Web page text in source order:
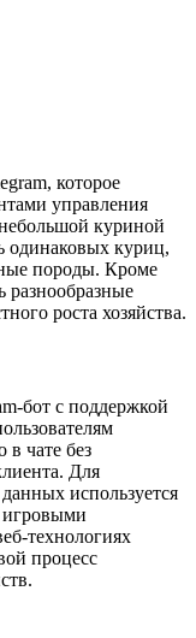
которое
управления
куриной
одинаковых куриц,
породы. Кроме
разнообразные
роста хозяйства.
бот с поддержкой
в чате без
Для
используется
игровыми
технологиях
процесс